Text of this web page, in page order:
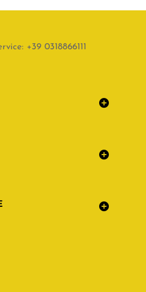
+39 0318866111